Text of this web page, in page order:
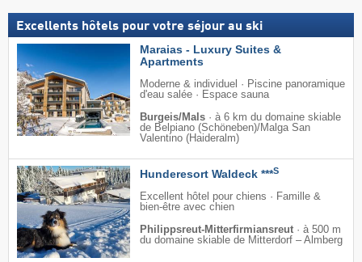
Excellents hôtels pour votre séjour au ski
Maraias - Luxury Suites &
Apartments
Moderne & individuel · Piscine panoramique
d'eau salée · Espace sauna
Burgeis/Mals · à 6 km du domaine skiable
de Belpiano (Schöneben)/​Malga San
Valentino (Haideralm)
Hunderesort Waldeck ***S
Excellent hôtel pour chiens · Famille &
bien-être avec chien
Philippsreut-Mitterfirmiansreut · à 500 m
du domaine skiable de Mitterdorf – Almberg